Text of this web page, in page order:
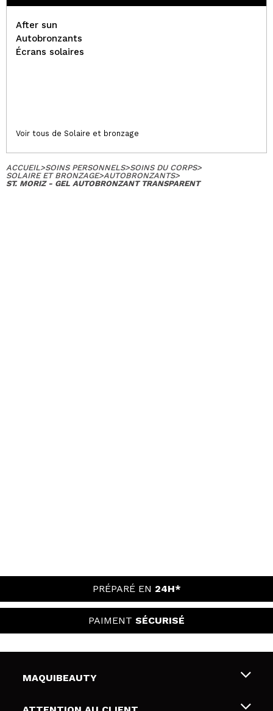
After sun
Autobronzants
Écrans solaires
Voir tous de Solaire et bronzage
ACCUEIL>SOINS PERSONNELS>SOINS DU CORPS>
SOLAIRE ET BRONZAGE>AUTOBRONZANTS>
ST. MORIZ - GEL AUTOBRONZANT TRANSPARENT
PRÉPARÉ EN 24H*
PAIMENT SÉCURISÉ
MAQUIBEAUTY
Qui sommes nous